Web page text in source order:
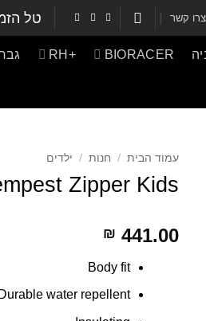
צרו קשר טל
BIORACER
+RH
עמוד הבית / חנות / ילדים
Zipper Kids
₪ 441.00
Body fit
Durable water repellent